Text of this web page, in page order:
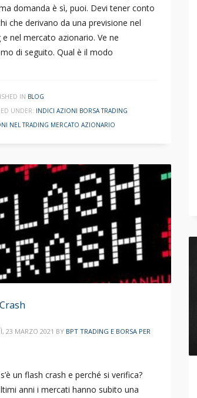
domanda è sì, puoi. Devi tener conto
che derivano da una previsione nel
e nel mercato azionario. Ve ne
di seguito. Qual è il modo
IN BLOG
UNDER: INDICI AZIONI BORSA TRADING
NEL TRADING MERCATO AZIONARIO
23 MARZO 2021 BY BPT TRADING E BORSA PER
un flash crash e perché si verifica?
anni i mercati hanno subito una